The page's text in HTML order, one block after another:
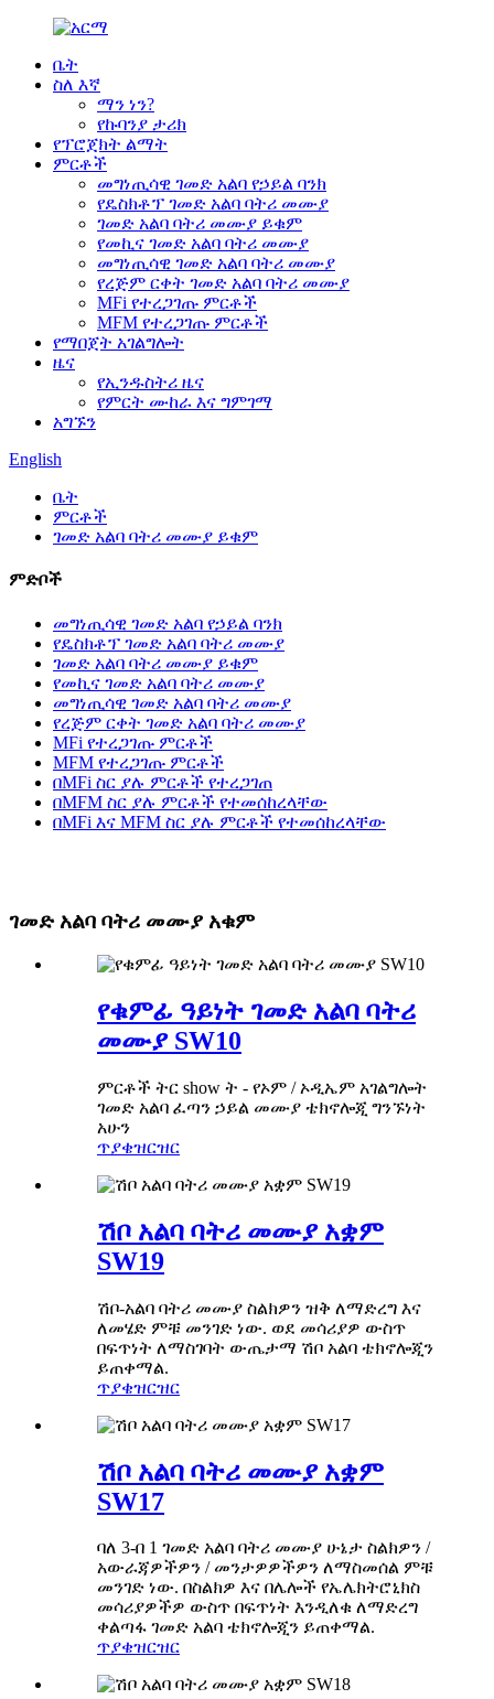
ቤት
ስለ እኛ
ማን ነን?
የኩባንያ ታሪክ
የፕሮጀክት ልማት
ምርቶች
መግነጢሳዊ ገመድ አልባ የኃይል ባንክ
የዴስክቶፕ ገመድ አልባ ባትሪ መሙያ
ገመድ አልባ ባትሪ መሙያ ይቁም
የመኪና ገመድ አልባ ባትሪ መሙያ
መግነጢሳዊ ገመድ አልባ ባትሪ መሙያ
የረጅም ርቀት ገመድ አልባ ባትሪ መሙያ
MFi የተረጋገጡ ምርቶች
MFM የተረጋገጡ ምርቶች
የማበጀት አገልግሎት
ዜና
የኢንዱስትሪ ዜና
የምርት ሙከራ እና ግምገማ
አግኙን
English
ቤት
ምርቶች
ገመድ አልባ ባትሪ መሙያ ይቁም
ምድቦች
መግነጢሳዊ ገመድ አልባ የኃይል ባንክ
የዴስክቶፕ ገመድ አልባ ባትሪ መሙያ
ገመድ አልባ ባትሪ መሙያ ይቁም
የመኪና ገመድ አልባ ባትሪ መሙያ
መግነጢሳዊ ገመድ አልባ ባትሪ መሙያ
የረጅም ርቀት ገመድ አልባ ባትሪ መሙያ
MFi የተረጋገጡ ምርቶች
MFM የተረጋገጡ ምርቶች
በMFi ስር ያሉ ምርቶች የተረጋገጠ
በMFM ስር ያሉ ምርቶች የተመሰከረላቸው
በMFi እና MFM ስር ያሉ ምርቶች የተመሰከረላቸው
ገመድ አልባ ባትሪ መሙያ አቁም
የቁምፊ ዓይነት ገመድ አልባ ባትሪ
መሙያ SW10
ምርቶች ትር show ት - የኦም / ኦዲኤም አገልግሎት
ገመድ አልባ ፈጣን ኃይል መሙያ ቴክኖሎጂ ግንኙነት
አሁን
ጥያቄዝርዝር
ሽቦ አልባ ባትሪ መሙያ አቋም
SW19
ሽቦ-አልባ ባትሪ መሙያ ስልክዎን ዝቅ ለማድረግ እና
ለመሄድ ምቹ መንገድ ነው. ወደ መሳሪያዎ ውስጥ
በፍጥነት ለማስገባት ውጤታማ ሽቦ አልባ ቴክኖሎጂን
ይጠቀማል.
ጥያቄዝርዝር
ሽቦ አልባ ባትሪ መሙያ አቋም
SW17
ባለ 3-በ 1 ገመድ አልባ ባትሪ መሙያ ሁኔታ ስልክዎን /
አውራጃዎችዎን / መንታዎዎችዎን ለማስመሰል ምቹ
መንገድ ነው. በስልክዎ እና በሌሎች የኤሌክትሮኒክስ
መሳሪያዎችዎ ውስጥ በፍጥነት እንዲለቁ ለማድረግ
ቀልጣፋ ገመድ አልባ ቴክኖሎጂን ይጠቀማል.
ጥያቄዝርዝር